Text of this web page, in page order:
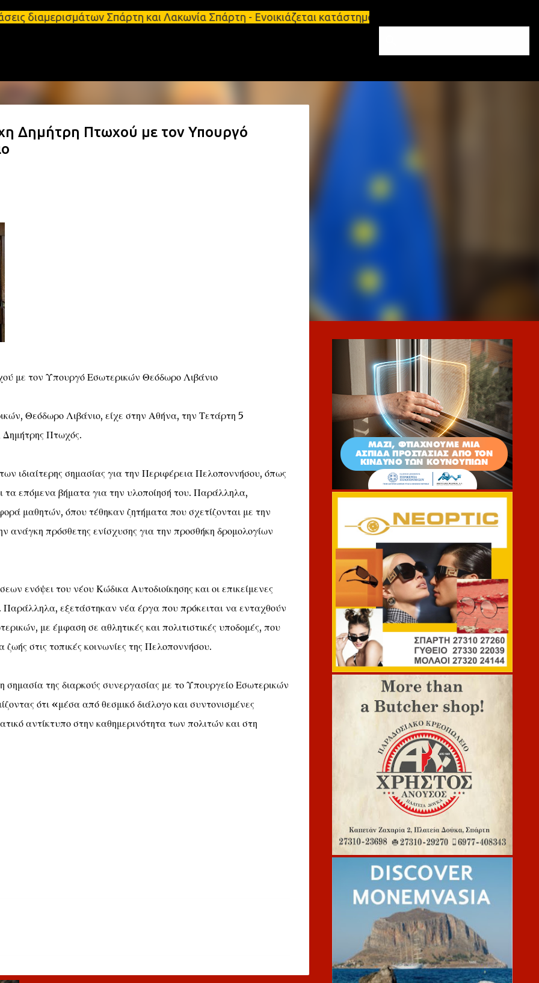
Μετάβαση στο κύριο περιεχόμενο
Σπάρτη και Λακωνία Σπάρτη - Ενοικιάζεται κατάστημα 134 τ.μ, με υπόγειο 124τ.μ και
Δημήτρη Πτωχού με τον Υπουργό
με τον Υπουργό Εσωτερικών Θεόδωρο Λιβάνιο
Θεόδωρο Λιβάνιο, είχε στην Αθήνα, την Τετάρτη 5
Δημήτρης Πτωχός.
ιδιαίτερης σημασίας για την Περιφέρεια Πελοποννήσου, όπως
τα επόμενα βήματα για την υλοποίησή του. Παράλληλα,
μαθητών, όπου τέθηκαν ζητήματα που σχετίζονται με την
ανάγκη πρόσθετης ενίσχυσης για την προσθήκη δρομολογίων
ενόψει του νέου Κώδικα Αυτοδιοίκησης και οι επικείμενες
Παράλληλα, εξετάστηκαν νέα έργα που πρόκειται να ενταχθούν
με έμφαση σε αθλητικές και πολιτιστικές υποδομές, που
στις τοπικές κοινωνίες της Πελοποννήσου.
της διαρκούς συνεργασίας με το Υπουργείο Εσωτερικών
ότι «μέσα από θεσμικό διάλογο και συντονισμένες
αντίκτυπο στην καθημερινότητα των πολιτών και στη